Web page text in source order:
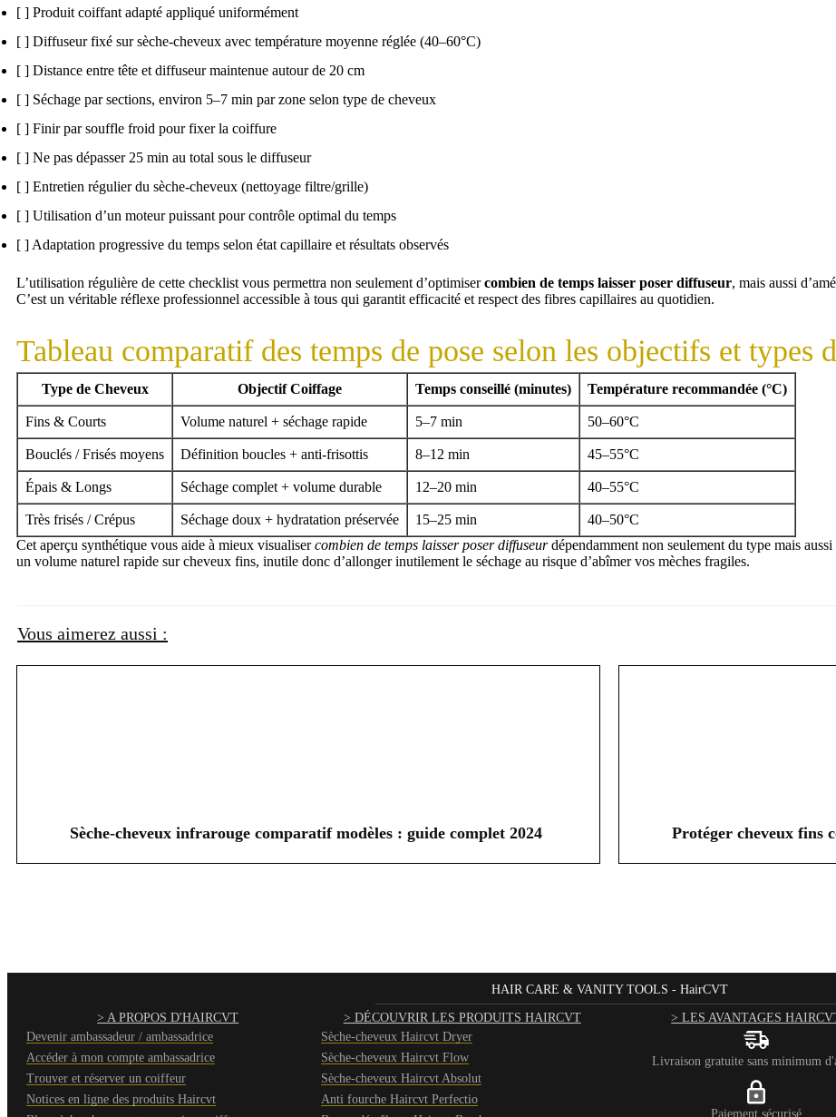
[ ] Produit coiffant adapté appliqué uniformément
[ ] Diffuseur fixé sur sèche-cheveux avec température moyenne réglée (40–60°C)
[ ] Distance entre tête et diffuseur maintenue autour de 20 cm
[ ] Séchage par sections, environ 5–7 min par zone selon type de cheveux
[ ] Finir par souffle froid pour fixer la coiffure
[ ] Ne pas dépasser 25 min au total sous le diffuseur
[ ] Entretien régulier du sèche-cheveux (nettoyage filtre/grille)
[ ] Utilisation d’un moteur puissant pour contrôle optimal du temps
[ ] Adaptation progressive du temps selon état capillaire et résultats observés
L’utilisation régulière de cette checklist vous permettra non seulement d’optimisercombien de temps laisser poser diffuseur, mais aussi
C’est un véritable réflexe professionnel accessible à tous qui garantit efficacité et respect des fibres capillaires au quotidien.
Tableau comparatif des temps de pose selon les objectifs et types
Type de Cheveux Objectif Coiffage Temps conseillé (minutes) Température recommandée (°C)
Fins & Courts Volume naturel + séchage rapide 5–7 min 50–60°C
Bouclés / Frisés moyens Définition boucles + anti-frisottis 8–12 min 45–55°C
Épais & Longs Séchage complet + volume durable 12–20 min 40–55°C
Très frisés / Crépus Séchage doux + hydratation préservée 15–25 min
40–50°C
Cet aperçu synthétique vous aide à mieux visualisercombien de temps laisser poser diffuseurdépendamment non seulement du type mais
un volume naturel rapide sur cheveux fins, inutile donc d’allonger inutilement le séchage au risque d’abîmer vos mèches fragiles.
Vous aimerez aussi :
Sèche-cheveux infrarouge comparatif modèles : guide complet 2024 Protéger cheveux fins
HAIR CARE & VANITY TOOLS - HairCVT
> A PROPOS D'HAIRCVT
Devenir ambassadeur / ambassadrice
Accéder à mon compte ambassadrice
Trouver et réserver un coiffeur
Notices en ligne des produits Haircvt
> DÉCOUVRIR LES PRODUITS HAIRCVT
Sèche-cheveux Haircvt Dryer
Sèche-cheveux Haircvt Flow
Sèche-cheveux Haircvt Absolut
Anti fourche Haircvt Perfectio
> LES AVANTAGES
Livraison gratuite sans minimum
Paiement sécurisé